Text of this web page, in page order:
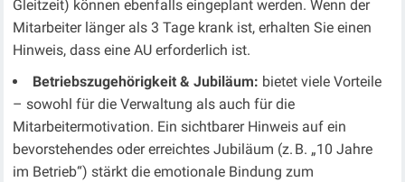
Gleitzeit) können ebenfalls eingeplant werden. Wenn der
Mitarbeiter länger als 3 Tage krank ist, erhalten Sie einen
Hinweis, dass eine AU erforderlich ist.
Betriebszugehörigkeit & Jubiläum: bietet viele Vorteile
– sowohl für die Verwaltung als auch für die
Mitarbeitermotivation. Ein sichtbarer Hinweis auf ein
bevorstehendes oder erreichtes Jubiläum (z. B. „10 Jahre
im Betrieb“) stärkt die emotionale Bindung zum